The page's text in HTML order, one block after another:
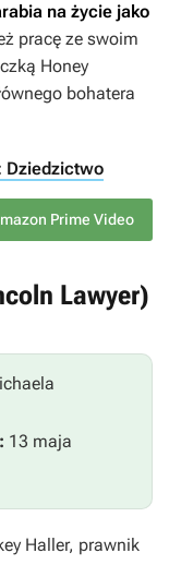
na życie jako
pracę ze swoim
Honey
bohatera
Dziedzictwo
Prime Video
Lawyer)
13 maja
Haller, prawnik